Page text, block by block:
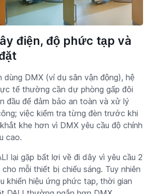
điện, độ phức tạp và
dùng DMX (ví dụ sân vận động), hệ
tế thường cần dự phòng gấp đôi
đầu để đảm bảo an toàn và xử lý
việc kiểm tra từng đèn trước khi
khe hơn vì DMX yêu cầu độ chính
cao.
lại gặp bất lợi về đi dây vì yêu cầu 2
mỗi thiết bị chiếu sáng. Tuy nhiên
khiển hiệu ứng phức tạp, thời gian